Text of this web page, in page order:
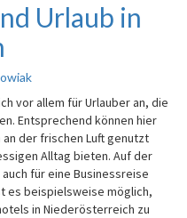
Urlaub in
vor allem für Urlauber an, die
Entsprechend können hier
der frischen Luft genutzt
Alltag bieten. Auf der
für eine Businessreise
es beispielsweise möglich,
in Niederösterreich zu